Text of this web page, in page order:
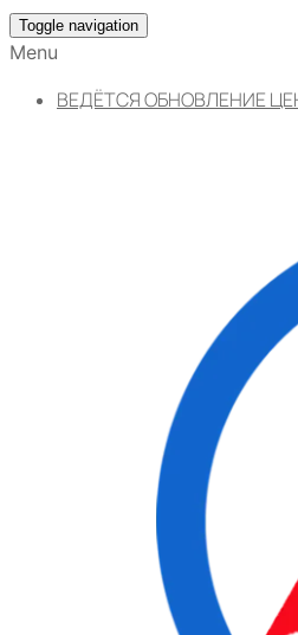
Toggle navigation
Menu
ВЕДЁТСЯ ОБНОВЛЕНИЕ